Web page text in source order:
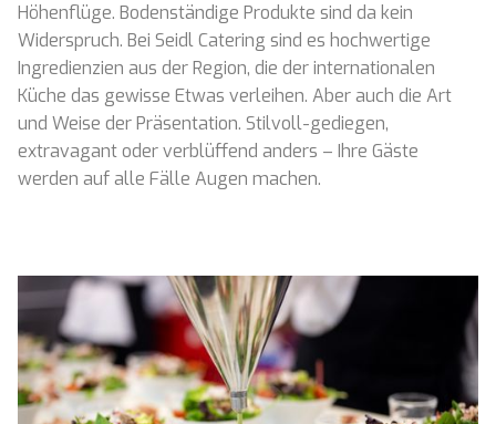
Höhenflüge. Bodenständige Produkte sind da kein
Widerspruch. Bei Seidl Catering sind es hochwertige
Ingredienzien aus der Region, die der internationalen
Küche das gewisse Etwas verleihen. Aber auch die Art
und Weise der Präsentation. Stilvoll-gediegen,
extravagant oder verblüffend anders – Ihre Gäste
werden auf alle Fälle Augen machen.